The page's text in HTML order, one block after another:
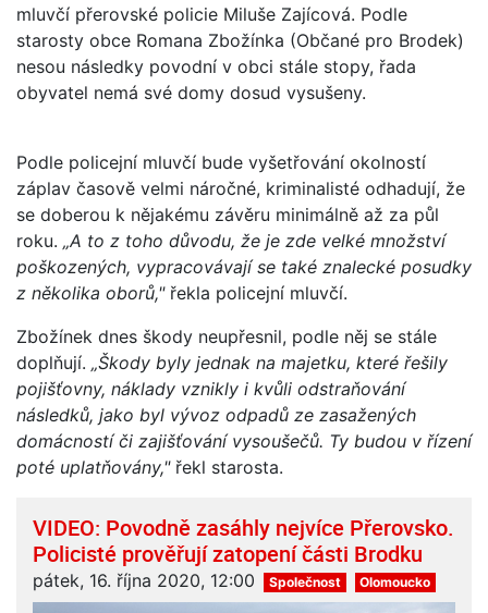
mluvčí přerovské policie Miluše Zajícová. Podle
starosty obce Romana Zbožínka (Občané pro Brodek)
nesou následky povodní v obci stále stopy, řada
obyvatel nemá své domy dosud vysušeny.
Podle policejní mluvčí bude vyšetřování okolností
záplav časově velmi náročné, kriminalisté odhadují, že
se doberou k nějakému závěru minimálně až za půl
roku. „A to z toho důvodu, že je zde velké množství
poškozených, vypracovávají se také znalecké posudky
z několika oborů,"řekla policejní mluvčí.
Zbožínek dnes škody neupřesnil, podle něj se stále
doplňují. „Škody byly jednak na majetku, které řešily
pojišťovny, náklady vznikly i kvůli odstraňování
následků, jako byl vývoz odpadů ze zasažených
domácností či zajišťování vysoušečů. Ty budou v řízení
poté uplatňovány,"řekl starosta.
VIDEO: Povodně zasáhly nejvíce Přerovsko.
Policisté prověřují zatopení části Brodku
pátek, 16. října 2020, 12:00 Společnost Olomoucko